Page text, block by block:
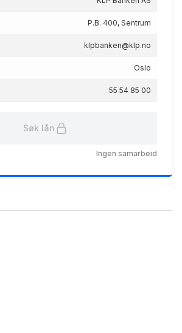
4.82%
P.B. 400, Sentrum
klpbanken@klp.no
Oslo
55 54 85 00
Søk lån
Ingen samarbeid